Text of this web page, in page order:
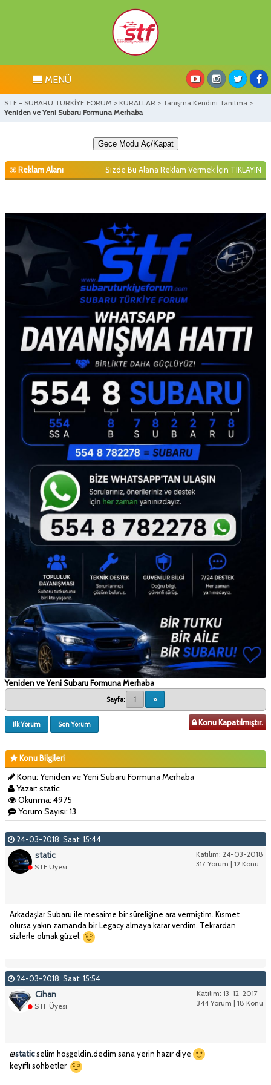
MENÜ
STF - SUBARU TÜRKİYE FORUM > KURALLAR > Tanışma Kendini Tanıtma >
Yeniden ve Yeni Subaru Formuna Merhaba
Gece Modu Aç/Kapat
Reklam Alanı Sizde Bu Alana Reklam Vermek İçin TIKLAYIN
Yeniden ve Yeni Subaru Formuna Merhaba
Sayfa: 1 »
İlk Yorum Son Yorum Konu Kapatılmıştır.
Konu Bilgileri
Konu: Yeniden ve Yeni Subaru Formuna Merhaba
Yazar: static
Okunma: 4975
Yorum Sayısı: 13
24-03-2018, Saat: 15:44
Katılım: 24-03-2018
317 Yorum | 12 Konu
static
STF Üyesi
Arkadaşlar Subaru ile mesaime bir süreliğine ara vermiştim. Kısmet
olursa yakın zamanda bir Legacy almaya karar verdim. Tekrardan
sizlerle olmak güzel.
24-03-2018, Saat: 15:54
Katılım: 13-12-2017
344 Yorum | 18 Konu
Cihan
STF Üyesi
@staticselim hoşgeldin.dedim sana yerin hazır diye
keyifli sohbetler